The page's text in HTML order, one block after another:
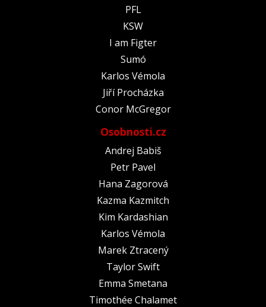
PFL
KSW
I am Figter
Sumó
Karlos Vémola
Jiří Procházka
Conor McGregor
Osobnosti.cz
Andrej Babiš
Petr Pavel
Hana Zagorová
Kazma Kazmitch
Kim Kardashian
Karlos Vémola
Marek Ztracený
Taylor Swift
Emma Smetana
Timothée Chalamet